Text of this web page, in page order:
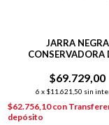
JARRA NEGRA
CONSERVADORA
ACERO
$69.729,00
6 x $11.621,50 sin
$62.756,10con
depósito